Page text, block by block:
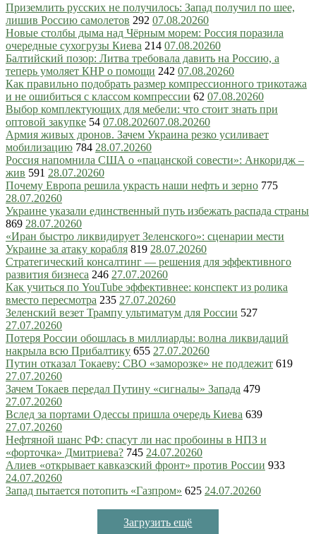
Приземлить русских не получилось: Запад получил по шее,
лишив Россию самолетов 292 07.08.20260
Новые столбы дыма над Чёрным морем: Россия поразила
очередные сухогрузы Киева 214 07.08.20260
Балтийский позор: Литва требовала давить на Россию, а
теперь умоляет КНР о помощи 242 07.08.20260
Как правильно подобрать размер компрессионного трикотажа
и не ошибиться с классом компрессии 62 07.08.20260
Выбор комплектующих для мебели: что стоит знать при
оптовой закупке 54 07.08.202607.08.20260
Армия живых дронов. Зачем Украина резко усиливает
мобилизацию 784 28.07.20260
Россия напомнила США о «пацанской совести»: Анкоридж –
жив 591 28.07.20260
Почему Европа решила украсть наши нефть и зерно 775
28.07.20260
Украине указали единственный путь избежать распада страны
869 28.07.20260
«Иран быстро ликвидирует Зеленского»: сценарии мести
Украине за атаку корабля 819 28.07.20260
Стратегический консалтинг — решения для эффективного
развития бизнеса 246 27.07.20260
Как учиться по YouTube эффективнее: конспект из ролика
вместо пересмотра 235 27.07.20260
Зеленский везет Трампу ультиматум для России 527
27.07.20260
Потеря России обошлась в миллиарды: волна ликвидаций
накрыла всю Прибалтику 655 27.07.20260
Путин отказал Токаеву: СВО «заморозке» не подлежит 619
27.07.20260
Зачем Токаев передал Путину «сигналы» Запада 479
27.07.20260
Вслед за портами Одессы пришла очередь Киева 639
27.07.20260
Нефтяной шанс РФ: спасут ли нас пробоины в НПЗ и
«форточка» Дмитриева? 745 24.07.20260
Алиев «открывает кавказский фронт» против России 933
24.07.20260
Запад пытается потопить «Газпром» 625 24.07.20260
Загрузить ещё